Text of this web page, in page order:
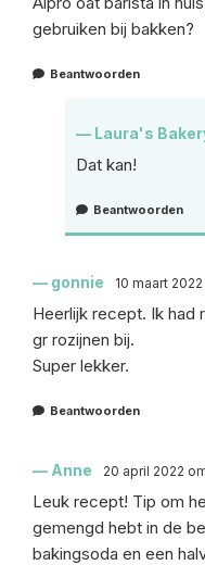
gebruiken bij bakken?
Beantwoorden
Laura's
Dat kan!
Beantwoorden
gonnie 10 maart
Heerlijk recept. Ik had
gr rozijnen bij.
Super lekker.
Beantwoorden
Anne 20 april 2022
Leuk recept! Tip om
gemengd hebt in de
bakingsoda en een